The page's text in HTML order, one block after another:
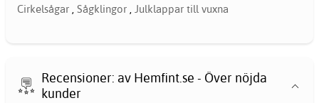
Cirkelsågar , Sågklingor , Julklappar till vuxna
Recensioner: av Hemfint.se - Över nöjda
kunder